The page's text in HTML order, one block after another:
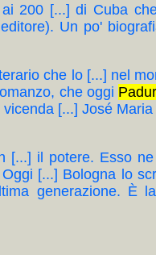
200 [...] di Cuba
Un po'
che lo [...] nel
che oggi
[...] José
il potere. Esso
[...] Bologna lo
generazione. È